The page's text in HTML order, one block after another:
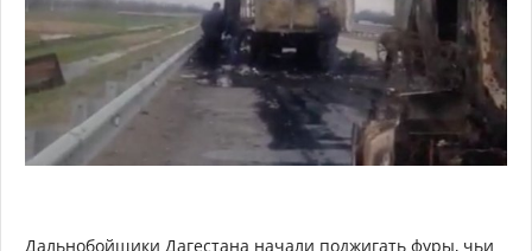
Дальнобойщики Дагестана начали поджигать фуры, чьи